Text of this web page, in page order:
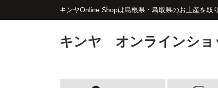
キンヤOnline Shopは島根県・鳥取県のお土産を取
キンヤ オンラインショ